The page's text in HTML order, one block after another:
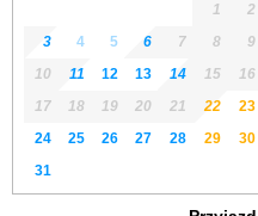
1
2
3
4 5 6 7 8
9
10
11 12 13 14 15
16
17
18 19 20 21 22
23
24
25 26 27 28 29
30
31